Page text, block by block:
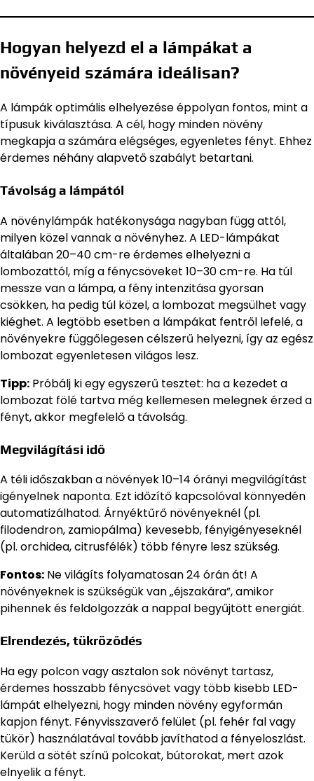
Hogyan helyezd el a lámpákat a
növényeid számára ideálisan?
A lámpák optimális elhelyezése éppolyan fontos, mint a
típusuk kiválasztása. A cél, hogy minden növény
megkapja a számára elégséges, egyenletes fényt. Ehhez
érdemes néhány alapvető szabályt betartani.
Távolság a lámpától
A növénylámpák hatékonysága nagyban függ attól,
milyen közel vannak a növényhez. A LED-lámpákat
általában 20–40 cm-re érdemes elhelyezni a
lombozattól, míg a fénycsöveket 10–30 cm-re. Ha túl
messze van a lámpa, a fény intenzitása gyorsan
csökken, ha pedig túl közel, a lombozat megsülhet vagy
kiéghet. A legtöbb esetben a lámpákat fentről lefelé, a
növényekre függőlegesen célszerű helyezni, így az egész
lombozat egyenletesen világos lesz.
Tipp: Próbálj ki egy egyszerű tesztet: ha a kezedet a
lombozat fölé tartva még kellemesen melegnek érzed a
fényt, akkor megfelelő a távolság.
Megvilágítási idő
A téli időszakban a növények 10–14 órányi megvilágítást
igényelnek naponta. Ezt időzítő kapcsolóval könnyedén
automatizálhatod. Árnyéktűrő növényeknél (pl.
filodendron, zamiopálma) kevesebb, fényigényeseknél
(pl. orchidea, citrusfélék) több fényre lesz szükség.
Fontos: Ne világíts folyamatosan 24 órán át! A
növényeknek is szükségük van „éjszakára”, amikor
pihennek és feldolgozzák a nappal begyűjtött energiát.
Elrendezés, tükröződés
Ha egy polcon vagy asztalon sok növényt tartasz,
érdemes hosszabb fénycsövet vagy több kisebb LED-
lámpát elhelyezni, hogy minden növény egyformán
kapjon fényt. Fényvisszaverő felület (pl. fehér fal vagy
tükör) használatával tovább javíthatod a fényeloszlást.
Kerüld a sötét színű polcokat, bútorokat, mert azok
elnyelik a fényt.